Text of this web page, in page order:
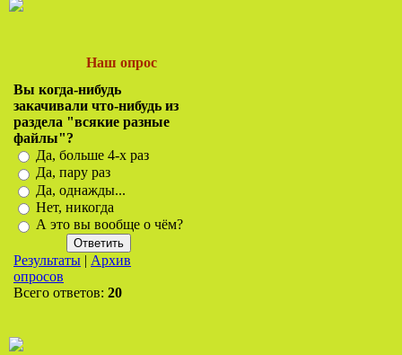
Наш опрос
Вы когда-нибудь
закачивали что-нибудь из
раздела "всякие разные
файлы"?
Да, больше 4-х раз
Да, пару раз
Да, однажды...
Нет, никогда
А это вы вообще о чём?
Результаты | Архив
опросов
Всего ответов: 20